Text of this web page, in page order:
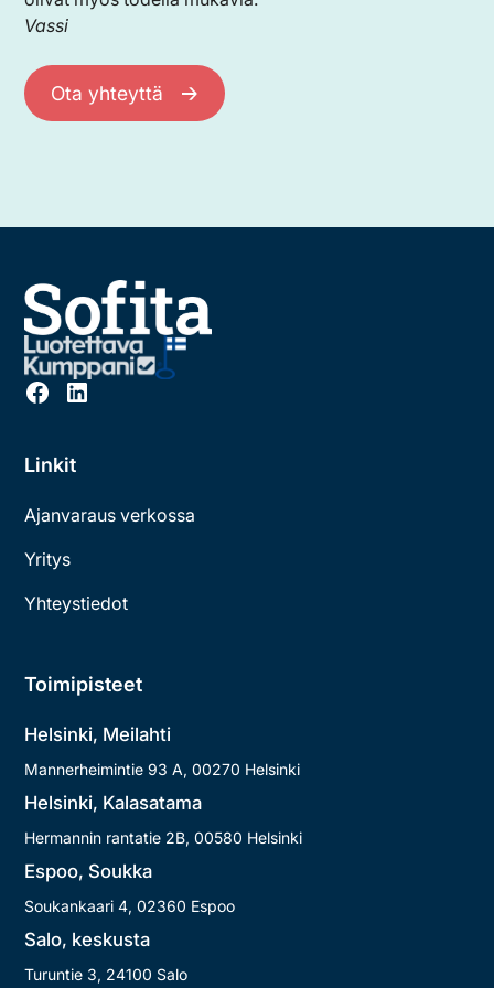
Vassi
Ota yhteyttä
Linkit
Ajanvaraus verkossa
Yritys
Yhteystiedot
Toimipisteet
Helsinki, Meilahti
Mannerheimintie 9​3​ A, 00​27​0 Helsinki
Helsinki, Kalasatama
Hermannin rantatie 2​B, 00​58​0 Helsinki
Espoo, Soukka
Soukankaari 4, 02360 Espoo
Salo, keskusta
Turuntie 3, 24100 Salo